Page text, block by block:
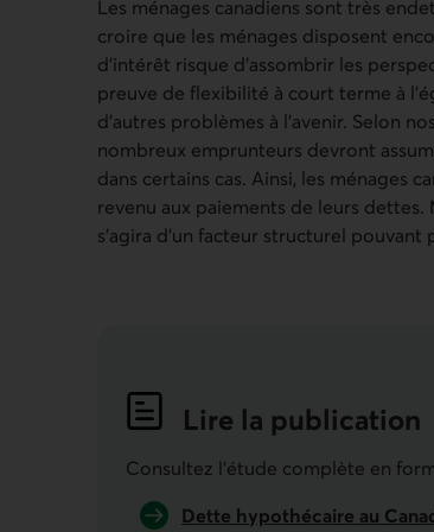
Les ménages canadiens sont très
croire que les ménages disposent
d’intérêt risque d’assombrir les
preuve de flexibilité à court terme à
d’autres problèmes à l’avenir. Selon
nombreux emprunteurs devront
dans certains cas. Ainsi, les ménages
revenu aux paiements de leurs
s’agira d’un facteur structurel
Lire la publication
Indicateurs
Consultez l'étude complète en
Dette hypothécaire au